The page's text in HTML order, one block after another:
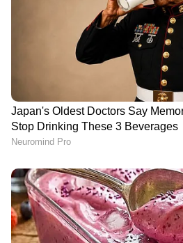
LATEST VIDEOS
അതിഥി തൊഴിലാളികളെ
ബന്ദിയാക്കി ഫോണും
കവര്‍ന്ന സംഭവം;
പിടിയില്‍
ഏഴ് മാസം മുമ്പ് 20 പവൻ
രണ്ടാമത്തെ പ്രതിയും
Theft | Arrest